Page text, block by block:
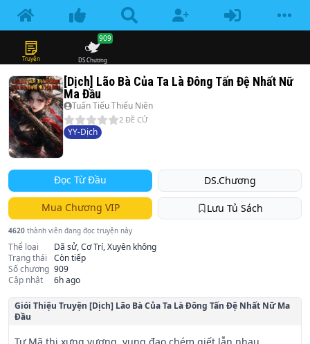
Truyện DS.Chương
909
[Dịch] Lão Bà Của Ta Là Đông Tấn Đệ Nhất Nữ
Ma Đầu
Tuấn Tiếu Thiếu Niên
2 ĐỀ CỬ
YY-Dịch
Đọc Từ Đầu DS.Chương
Mua Chương VIP Lưu Tủ Sách
4620 thành viên đang đọc truyện này
Thể loại
Dã sử, Cơ Trí, Xuyên không
Trạng thái
Còn tiếp
Số chương 909
Cập nhật
6h ago
Giói Thiệu Truyện [Dịch] Lão Bà Của Ta Là Đông Tấn Đệ Nhất Nữ Ma
Đầu